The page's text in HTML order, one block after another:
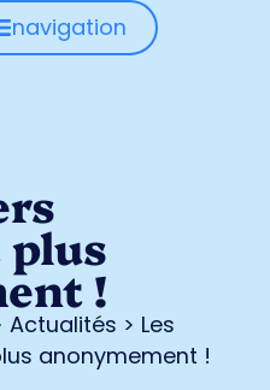
navigation
!
Actualités > Les
anonymement !